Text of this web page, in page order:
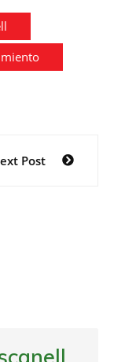
Post